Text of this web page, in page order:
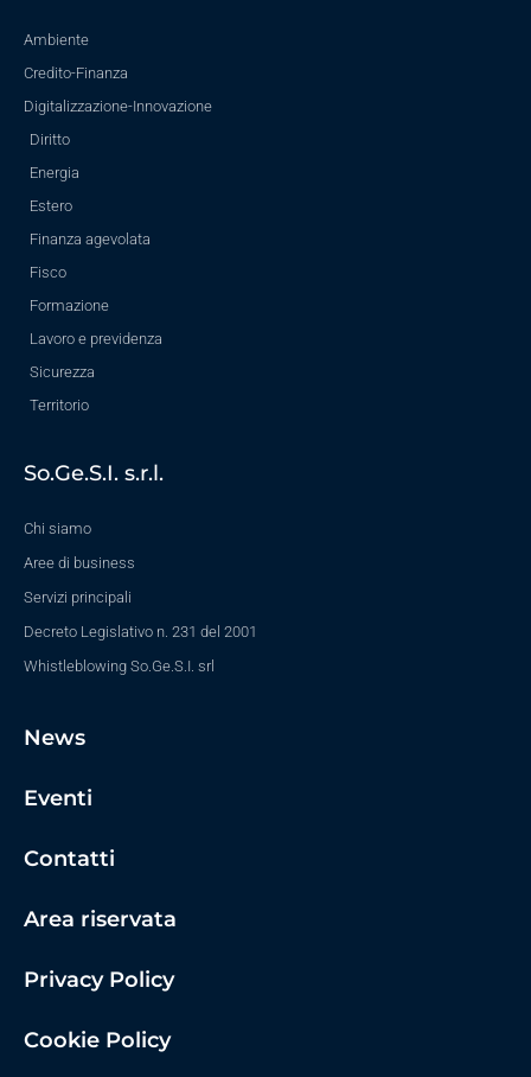
Ambiente
Credito-Finanza
Digitalizzazione-Innovazione
Diritto
Energia
Estero
Finanza agevolata
Fisco
Formazione
Lavoro e previdenza
Sicurezza
Territorio
So.Ge.S.I. s.r.l.
Chi siamo
Aree di business
Servizi principali
Decreto Legislativo n. 231 del 2001
Whistleblowing So.Ge.S.I. srl
News
Eventi
Contatti
Area riservata
Privacy Policy
Cookie Policy